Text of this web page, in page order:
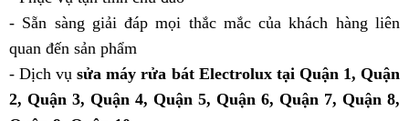
- Sẵn sàng giải đáp mọi thắc mắc của khách hàng liên
quan đến sản phẩm
- Dịch vụsửa máy rửa bát Electrolux tại Quận 1, Quận
2, Quận 3, Quận 4, Quận 5, Quận 6, Quận 7, Quận 8,